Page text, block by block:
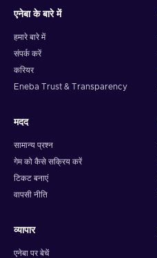
एनेबा के बारे में
हमारे बारे में
संपर्क करें
करियर
Eneba Trust & Transparency
मदद
सामान्य प्रश्न
गेम को कैसे सक्रिय करें
टिकट बनाएं
वापसी नीति
व्यापार
एनेबा पर बेचें